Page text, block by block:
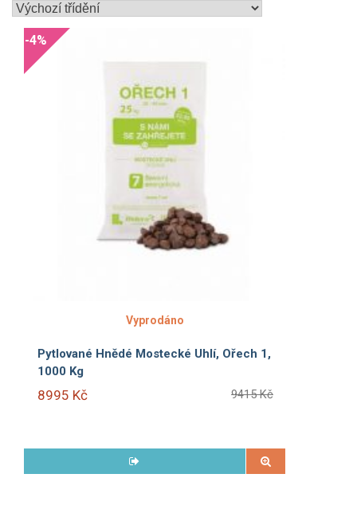
-4%
Vyprodáno
Pytlované Hnědé Mostecké Uhlí, Ořech 1,
1000 Kg
9415 Kč
8995 Kč